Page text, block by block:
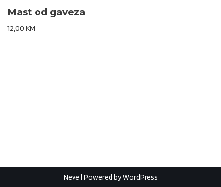
Mast od gaveza
12,00 KM
Neve | Powered byWordPress